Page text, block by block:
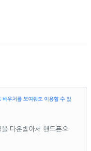
바우처를 보여줘도 이용할 수 있
다운받아서 핸드폰으